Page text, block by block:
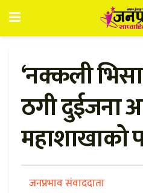
‘नक्कली
ठगी दुईजना
महाशाखाको
जनप्रभाव संवाददाता